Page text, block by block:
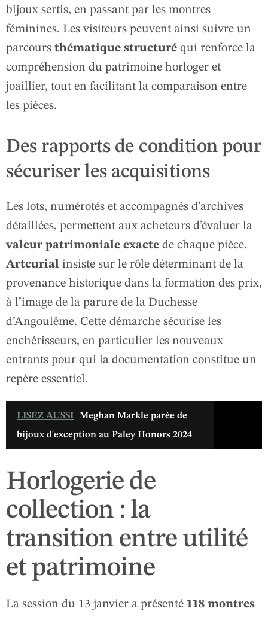
bijoux sertis, en passant par les montres
féminines. Les visiteurs peuvent ainsi suivre un
parcours thématique structuré qui renforce la
compréhension du patrimoine horloger et
joaillier, tout en facilitant la comparaison entre
les pièces.
Des rapports de condition pour
sécuriser les acquisitions
Les lots, numérotés et accompagnés d’archives
détaillées, permettent aux acheteurs d’évaluer la
valeur patrimoniale exacte de chaque pièce.
Artcurial insiste sur le rôle déterminant de la
provenance historique dans la formation des prix,
à l’image de la parure de la Duchesse
d’Angoulême. Cette démarche sécurise les
enchérisseurs, en particulier les nouveaux
entrants pour qui la documentation constitue un
repère essentiel.
LISEZ AUSSI
Meghan Markle parée de
bijoux d'exception au Paley Honors 2024
Horlogerie de
collection : la
transition entre utilité
et patrimoine
La session du 13 janvier a présenté 118 montres